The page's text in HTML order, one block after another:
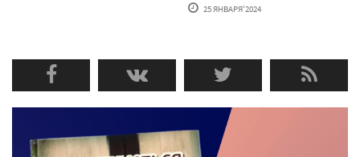
25 ЯНВАРЯ'2024